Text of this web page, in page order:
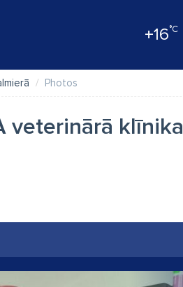
+16°C
Photos
veterinārā klīnika